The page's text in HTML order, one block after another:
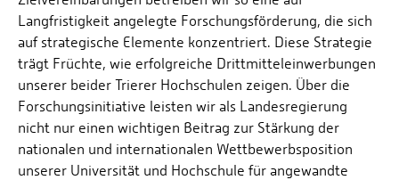
Langfristigkeit angelegte Forschungsförderung, die sich
auf strategische Elemente konzentriert. Diese Strategie
trägt Früchte, wie erfolgreiche Drittmitteleinwerbungen
unserer beider Trierer Hochschulen zeigen. Über die
Forschungsinitiative leisten wir als Landesregierung
nicht nur einen wichtigen Beitrag zur Stärkung der
nationalen und internationalen Wettbewerbsposition
unserer Universität und Hochschule für angewandte